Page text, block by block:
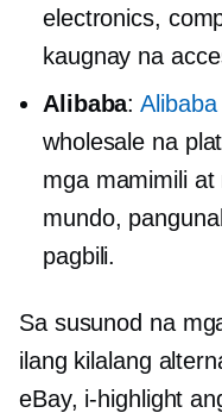
electronics,
kaugnay na
Alibaba:Alibaba
wholesale na
mga mamimili
mundo,
pagbili.
Sa susunod na
ilang kilalang
eBay, i-highlight